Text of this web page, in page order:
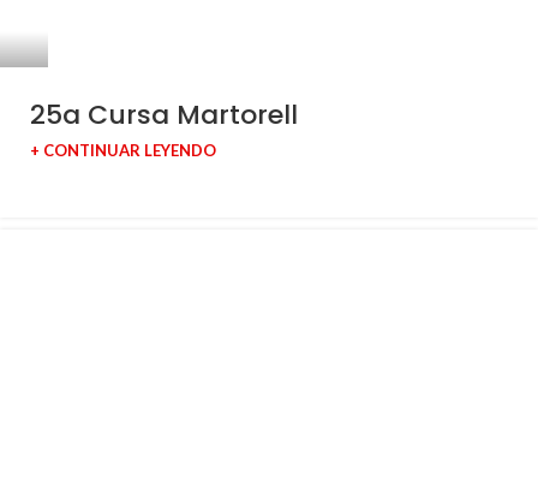
25a Cursa Martorell
+ CONTINUAR LEYENDO